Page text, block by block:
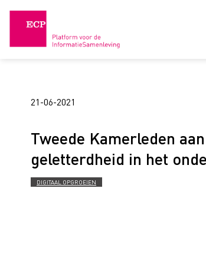
21-06-2021
Tweede Kamerleden
geletterdheid in het
DIGITAAL OPGROEIEN